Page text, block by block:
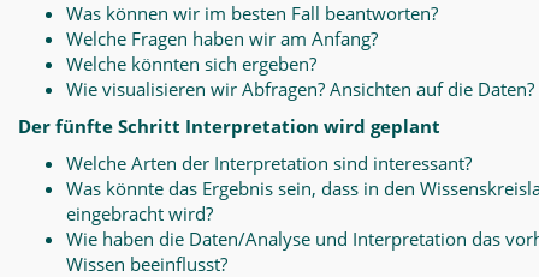
Was können wir im besten Fall beantworten?
Welche Fragen haben wir am Anfang?
Welche könnten sich ergeben?
Wie visualisieren wir Abfragen? Ansichten auf die Daten?
Der fünfte Schritt Interpretation wird geplant
Welche Arten der Interpretation sind interessant?
Was könnte das Ergebnis sein, dass in den
eingebracht wird?
Wie haben die Daten/Analyse und Interpretation das
Wissen beeinflusst?